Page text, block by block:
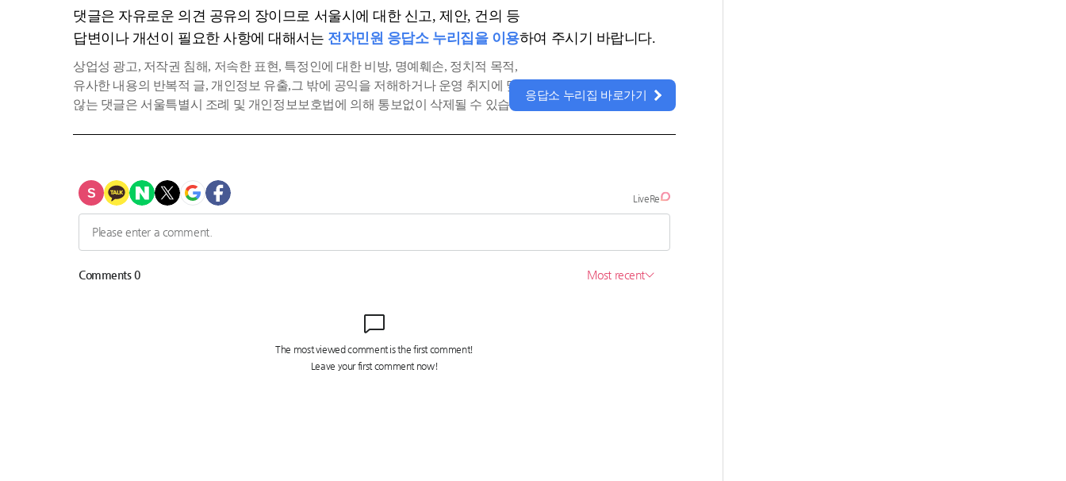
댓글은 자유로운 의견 공유의 장이므로 서울시에 대한 신고, 제안, 건의 등
답변이나 개선이 필요한 사항에 대해서는 전자민원 응답소 누리집을 이용하여 주시기 바랍니다.
상업성 광고, 저작권 침해, 저속한 표현, 특정인에 대한 비방, 명예훼손, 정치적 목적,
유사한 내용의 반복적 글, 개인정보 유출,그 밖에 공익을 저해하거나 운영 취지에 맞지
않는 댓글은 서울특별시 조례 및 개인정보보호법에 의해 통보없이 삭제될 수 있습니다.
응답소 누리집 바로가기